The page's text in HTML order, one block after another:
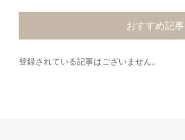
おすすめ記事
登録されている記事はございません。